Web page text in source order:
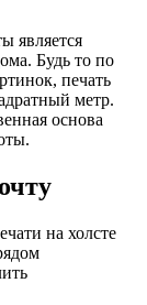
является
Будь то по
печать
метр.
основа
на холсте